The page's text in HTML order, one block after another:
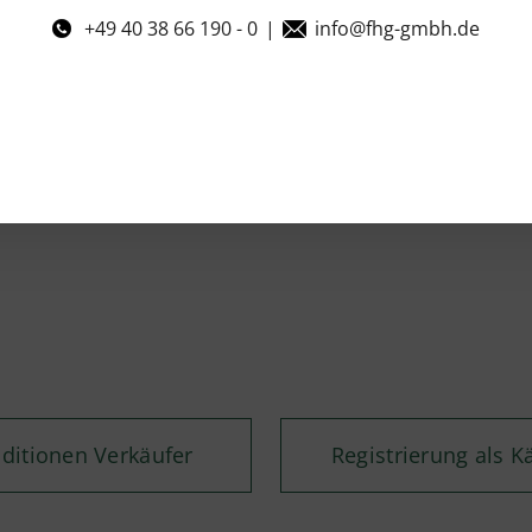
+49 40 38 66 190 - 0 | info@fhg-gmbh.de
Verkäufer Registrierung als